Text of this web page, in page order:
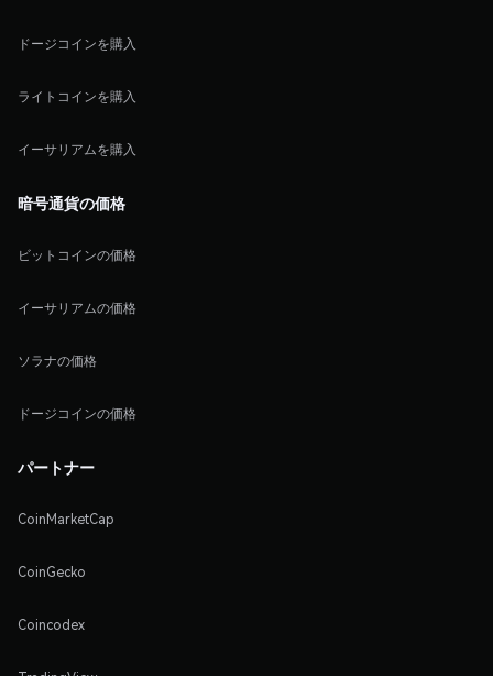
ドージコインを購入
ライトコインを購入
イーサリアムを購入
暗号通貨の価格
ビットコインの価格
イーサリアムの価格
ソラナの価格
ドージコインの価格
パートナー
CoinMarketCap
CoinGecko
Coincodex